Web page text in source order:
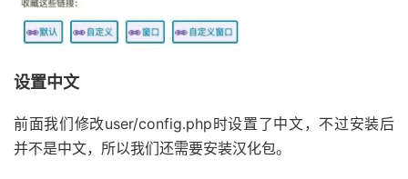
设置中文
前面我们修改user/config.php时设置了中文，不过安装后
并不是中文，所以我们还需要安装汉化包。